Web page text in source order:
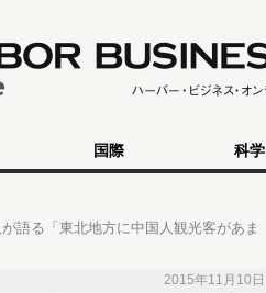
国際 科学
語る「東北地方に中国人観光客があま
2015年11月10日